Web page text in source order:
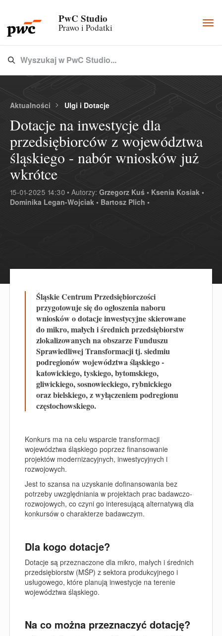
PwC Studio
Prawo i Podatki
Type 3 or more characters for results.
Wyszukaj w PwC Studio...
Aktualności Ulgi i Dotacje
Dotacje na inwestycje dla
przedsiębiorców z województwa
śląskiego - nabór wniosków już
wkrótce
15-01-2025 14:30 • Autorzy: Grzegorz Kuś • Ksenia Kosiak •
Dominika Legan-Wojciak • Bartosz Plich •
Śląskie Centrum Przedsiębiorczości
przygotowuje się do ogłoszenia naboru
wniosków o dotacje inwestycyjne skierowane
do mikro, małych i średnich przedsiębiorstw
zlokalizowanych na obszarze Funduszu
Sprawiedliwej Transformacji tj. siedmiu
podregionów województwa śląskiego -
katowickiego, tyskiego, bytomskiego,
gliwickiego, sosnowieckiego, rybnickiego
oraz bielskiego, z wyłączeniem podregionu
częstochowskiego.
Konkurs ma na celu wsparcie transformacji
województwa śląskiego poprzez finansowanie
projektów modernizacyjnych, inwestycyjnych i
rozwojowych.
Jest to szansa na uzyskanie dofinansowania bez
potrzeby uwzględniania w projektach prac badawczo-
rozwojowych, co czyni go interesującą alternatywą dla
konkursów o charakterze badawczym.
Dla kogo dotacje?
Dotacje są przeznaczone dla mikro, małych i średnich
przedsiębiorstw (MŚP) z sektora produkcyjnego i
usługowego, które planują inwestycje na terenie
województwa śląskiego.
Na co można przeznaczyć dotację?